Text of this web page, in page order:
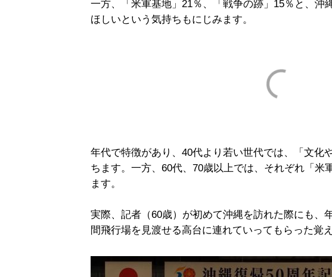
一方、「米軍基地」21％、「戦争の跡」15％と、沖
ほしいという気持ちもにじみます。
年代で特徴があり、40代より若い世代では、「文化
ちます。一方、60代、70歳以上では、それぞれ「米
ます。
実際、記者（60歳）が初めて沖縄を訪れた際にも、
間飛行場を見渡せる高台に連れていってもらった覚